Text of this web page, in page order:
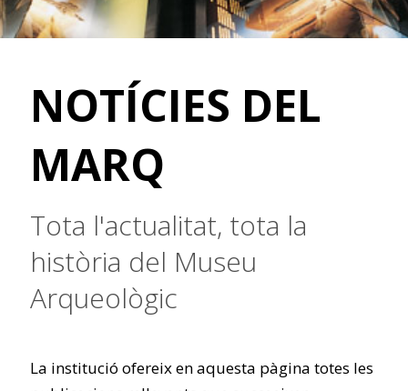
NOTÍCIES DEL
MARQ
Tota l'actualitat, tota la
història del Museu
Arqueològic
La institució ofereix en aquesta pàgina totes les